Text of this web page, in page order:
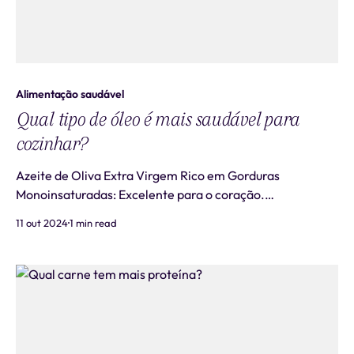
Alimentação saudável
Qual tipo de óleo é mais saudável para
cozinhar?
Azeite de Oliva Extra Virgem Rico em Gorduras
Monoinsaturadas: Excelente para o coração.
anti-inflamatórias. Ponto de Fumaça: Cerca de 190-
métodos de cozimento, incluindo refogados e assados,
11 out 20241 min read